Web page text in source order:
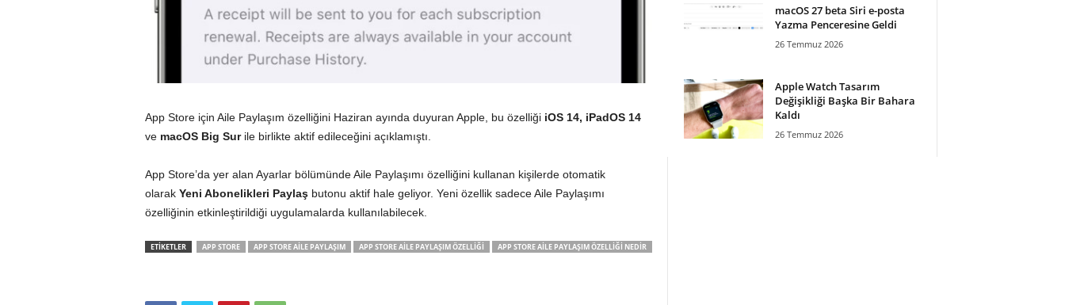
App Store için Aile Paylaşım özelliğini Haziran ayında duyuran Apple, bu özelliği iOS 14, iPadOS 14
ve macOS Big Surile birlikte aktif edileceğini açıklamıştı.
App Store’da yer alan Ayarlar bölümünde Aile Paylaşımı özelliğini kullanan kişilerde otomatik
olarakYeni Abonelikleri Paylaşbutonu aktif hale geliyor. Yeni özellik sadece Aile Paylaşımı
özelliğinin etkinleştirildiği uygulamalarda kullanılabilecek.
ETİKETLER APP STORE APP STORE AILE PAYLAŞIM APP STORE AILE PAYLAŞIM ÖZELLIĞI APP STORE AILE PAYLAŞIM ÖZELLIĞI NEDIR
macOS 27 beta Siri e-posta
Yazma Penceresine Geldi
26 Temmuz 2026
Apple Watch Tasarım
Değişikliği Başka Bir Bahara
Kaldı
26 Temmuz 2026